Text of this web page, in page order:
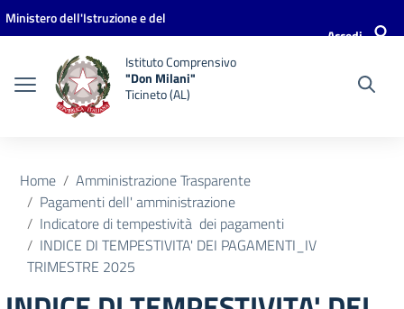
Vai ai contenuti
Vai al menu di navigazione
Vai al footer
Ministero dell'Istruzione e del
Accedi
Istituto Comprensivo
"Don Milani"
Ticineto (AL)
Home
Amministrazione Trasparente
Pagamenti dell' amministrazione
Indicatore di tempestività dei pagamenti
INDICE DI TEMPESTIVITA' DEI PAGAMENTI_IV
TRIMESTRE 2025